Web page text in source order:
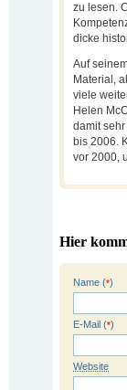
zu lesen.
dicke
Auf
Material,
viele
Helen
damit
bis 2006.
vor 2000,
Hier
Name (*)
E-Mail (*)
Website